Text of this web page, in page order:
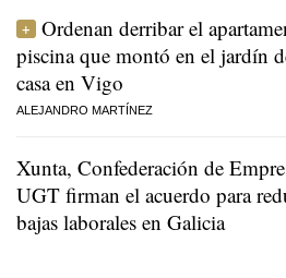
Ordenan derribar el
piscina que montó en el jardín
casa en Vigo
ALEJANDRO MARTÍNEZ
Xunta, Confederación de
UGT firman el acuerdo para
bajas laborales en Galicia